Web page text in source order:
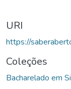
URI
https://
Coleções
Bacharelado em